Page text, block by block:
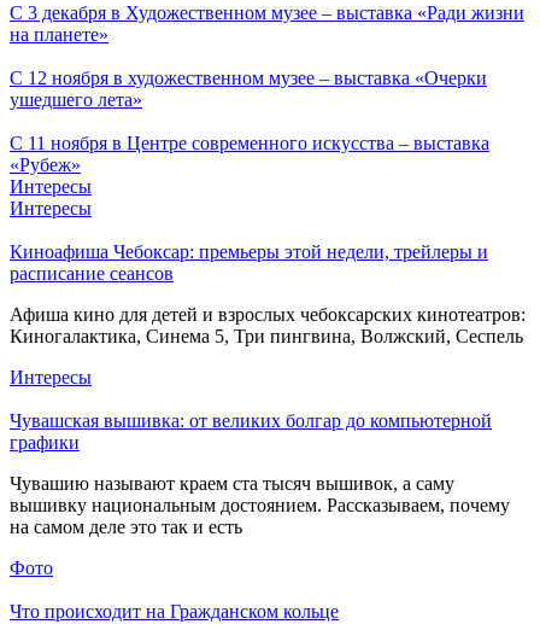
С 3 декабря в Художественном музее – выставка «Ради жизни
на планете»
С 12 ноября в художественном музее – выставка «Очерки
ушедшего лета»
С 11 ноября в Центре современного искусства – выставка
«Рубеж»
Интересы
Интересы
Киноафиша Чебоксар: премьеры этой недели, трейлеры и
расписание сеансов
Афиша кино для детей и взрослых чебоксарских кинотеатров:
Киногалактика, Синема 5, Три пингвина, Волжский, Сеспель
Интересы
Чувашская вышивка: от великих болгар до компьютерной
графики
Чувашию называют краем ста тысяч вышивок, а саму
вышивку национальным достоянием. Рассказываем, почему
на самом деле это так и есть
Фото
Что происходит на Гражданском кольце